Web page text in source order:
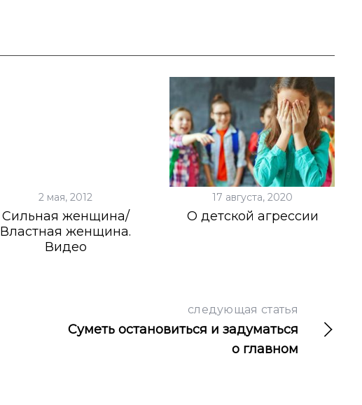
2 мая, 2012
Сильная женщина/
Властная женщина.
Видео
17 августа, 2020
О детской агрессии
следующая статья
Суметь остановиться и задуматься
о главном